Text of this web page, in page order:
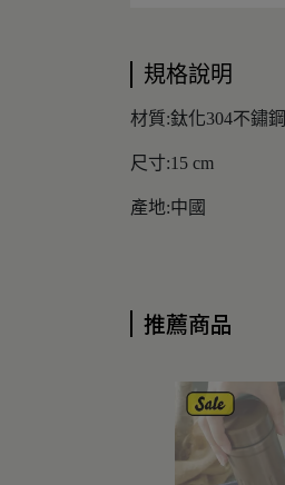
規格說明
材質:鈦化304不鏽鋼
尺寸:15 cm
產地:中國
推薦商品